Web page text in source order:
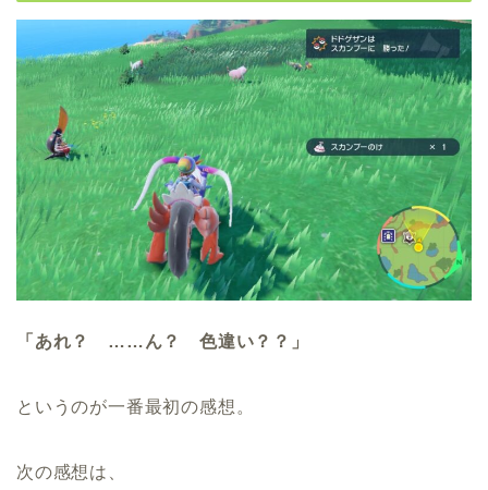
「あれ？ ……ん？ 色違い？？」
というのが一番最初の感想。
次の感想は、